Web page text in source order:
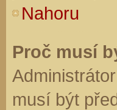
Nahoru
Proč musí
musí být